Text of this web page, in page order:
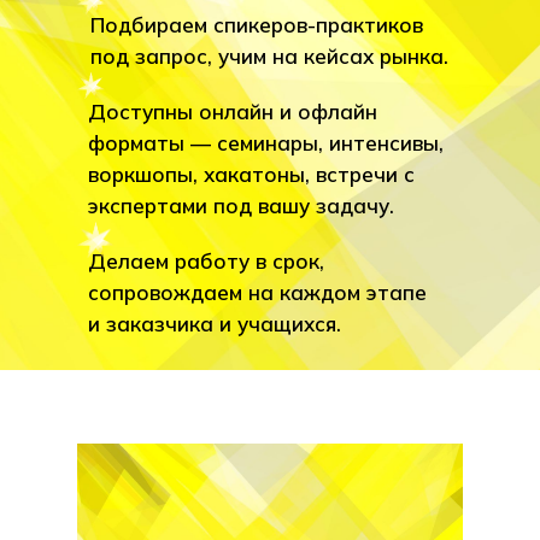
Доступны онлайн и офлайн
форматы — семинары, интенсивы,
воркшопы, хакатоны, встречи с
экспертами под вашу задачу.
Подбираем спикеров-практиков
под запрос, учим на кейсах рынка.
Делаем работу в срок,
сопровождаем на каждом этапе
и заказчика и учащихся.